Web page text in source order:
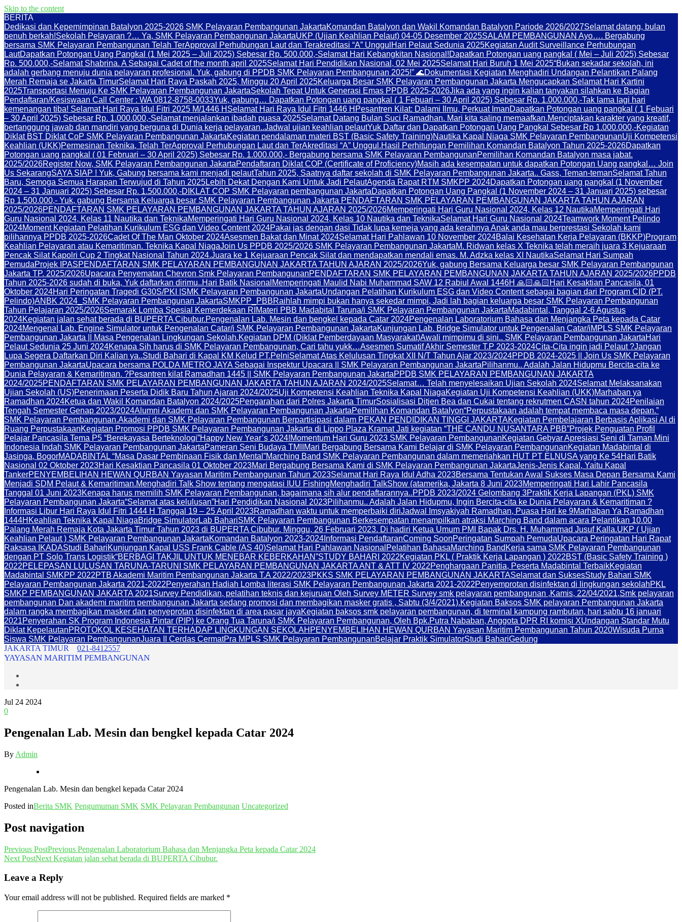
Skip to the content
BERITA
Dedikasi dan Kepemimpinan Batalyon 2025-2026 SMK Pelayaran Pembangunan JakartaKomandan Batalyon dan Wakil Komandan Batalyon Pariode 2026/2027Selamat datang, bulan
penuh berkah!Sekolah Pelayaran ?… Ya, SMK Pelayaran Pembangunan JakartaUKP (Ujian Keahlian Pelaut) 04-05 Desember 2025SALAM PEMBANGUNAN Ayo…. Bergabung
bersama SMK Pelayaran Pembangunan Telah TerApproval Perhubungan Laut dan Terakreditasi “A” Unggul Hari Pelaut Sedunia 2025Kegiatan Audit Surveillance Perhubungan
LautDapatkan Potongan Uang Pangkal (1 Mei 2025 – Juli 2025) Sebesar Rp. 500.000,-Selamat Hari Kebangkitan Nasional!Dapatkan Potongan uang pangkal ( Mei – Juli 2025) Sebesar
Rp. 500.000,-Selamat Shabrina. A Sebagai Cadet of the month april 2025Selamat Hari Pendidikan Nasional, 02 Mei 2025Selamat Hari Buruh 1 Mei 2025“Bukan sekadar sekolah, ini
adalah gerbang menuju dunia pelayaran profesional. Yuk, gabung di PPDB SMK Pelayaran Pembangunan 2025!” 🌊Dokumentasi Kegiatan Menghadiri Undangan Pelantikan Palang
Merah Remaja se Jakarta TimurSelamat Hari Raya Paskah 2025, Minggu 20 April 2025Keluarga Besar SMK Pelayaran Pembangunan Jakarta Mengucapkan Selamat Hari Kartini
2025Transportasi Menuju Ke SMK Pelayaran Pembangunan JakartaSekolah Tepat Untuk Generasi Emas PPDB 2025-2026Jika ada yang ingin kalian tanyakan silahkan ke Bagian
Pendaftaran/Kesiswaan Call Center : WA 0812-8758-0033Yuk, gabung… Dapatkan Potongan uang pangkal ( 1 Febuari – 30 April 2025) Sebesar Rp. 1.000.000,-Tak lama lagi hari
kemenangan tiba! Selamat Hari Raya Idul Fitri 2025 M/1446 H Selamat Hari Raya Idul Fitri 1446 H Pesantren Kilat: Dalami Ilmu, Perkuat ImanDapatkan Potongan uang pangkal ( 1 Febuari
– 30 April 2025) Sebesar Rp. 1.000.000,-Selamat menjalankan ibadah puasa 2025Selamat Datang Bulan Suci Ramadhan. Mari kita saling memaafkan.Menciptakan karakter yang kreatif,
bertanggung jawab dan mandiri yang berguna di Dunia kerja pelayaran..Jadwal ujian keahlian pelautYuk Daftar dan Dapatkan Potongan Uang Pangkal Sebesar Rp 1.000.000,-Kegiatan
Diklat BST Diklat CoP SMK Pelayaran Pembangunan JakartaKegiatan pendalaman materi BST (Basic Safety Training)Nautika Kapal Niaga SMK Pelayaran PembangunanUji Kompetensi
Keahlian (UKK)Permesinan Teknika, Telah TerApproval Perhubungan Laut dan TerAkreditasi “A” Unggul.Hasil Perhitungan Pemilihan Komandan Batalyon Tahun 2025-2026Dapatkan
Potongan uang pangkal ( 01 Februari – 30 April 2025) Sebesar Rp. 1.000.000,- Bergabung bersama SMK Pelayaran PembangunanPemilihan Komandan Batalyon masa jabat.
2025/2026Register Now, SMK Pelayaran Pembangunan JakartaPendaftaran Diklat COP (Certificate of Proficiency)Masih ada kesempatan untuk dapatkan Potongan Uang pangkal… Join
Us SekarangSAYA SIAP ! Yuk, Gabung bersama kami menjadi pelautTahun 2025, Saatnya daftar sekolah di SMK Pelayaran Pembangunan Jakarta.. Gass, Teman-temanSelamat Tahun
Baru, Semoga Semua Harapan Terwujud di Tahun 2025Lebih Dekat Dengan Kami Untuk Jadi PelautAgenda Rapat RTM SMKPP 2024Dapatkan Potongan uang pangkal (1 November
2024 – 31 Januari 2025) Sebesar Rp. 1.500.000,-DIKLAT COP SMK Pelayaran pembangunan JakartaDapatkan Potongan Uang Pangkal (1 November 2024 – 31 Januari 2025) sebesar
Rp 1.500.000,- Yuk, gabung Bersama Keluarga besar SMK Pelayaran Pembangunan Jakarta PENDAFTARAN SMK PELAYARAN PEMBANGUNAN JAKARTA TAHUN AJARAN
2025/2026PENDAFTARAN SMK PELAYARAN PEMBANGUNAN JAKARTA TAHUN AJARAN 2025/2026Memperingati Hari Guru Nasional 2024, Kelas 12 NautikaMemperingati Hari
Guru Nasional 2024, Kelas 11 Nautika dan TeknikaMemperingati Hari Guru Nasional 2024, Kelas 10 Nautika dan TeknikaSelamat Hari Guru Nasional 2024Teamwork Moment Pelindo
2024Moment Kegiatan Pelatihan Kurikulum ESG dan Video Content 2024Pakai jas dengan dasi Tidak lupa kemeja yang ada kerahnya Anak anda mau berprestasi Sekolah kami
pilihannya PPDB 2025-2026Cadet Of The Man Oktober 2024Asesmen Bakat dan Minat 2024Selamat Hari Pahlawan 10 November 2024Balai Kesehatan Kerja Pelayaran (BKKP)Program
Keahlian Pelayaran atau Kemaritiman. Teknika Kapal NiagaJoin Us PPDB 2025/2026 SMK Pelayaran Pembangunan JakartaM. Ridwan kelas X Teknika telah meraih juara 3 Kejuaraan
Pencak Silat Kapolri Cup 2 Tingkat Nasional Tahun 2024.Juara ke 1 Kejuaraan Pencak Silat dan mendapatkan mendali emas. M. Adzka kelas XI NautikaSelamat Hari Sumpah
PemudaProjek IPASPENDAFTARAN SMK PELAYARAN PEMBANGUNAN JAKARTA TAHUN AJARAN 2025/2026Yuk, gabung Bersama Keluarga besar SMK Pelayaran Pembangunan
Jakarta TP. 2025/2026Upacara Penyematan Chevron Smk Pelayaran PembangunanPENDAFTARAN SMK PELAYARAN PEMBANGUNAN JAKARTA TAHUN AJARAN 2025/2026PPDB
Tahun 2025-2026 sudah di buka, Yuk daftarkan dirimu..Hari Batik Nasional Memperingati Maulid Nabi Muhammad SAW 12 Rabiul Awal 1446H 🙏🏻🙏🏻 Hari Kesaktian Pancasila, 01
Oktober 2024Hari Peringatan Tragedi G30S/PKI |SMK Pelayaran Pembangunan JakartaUndangan Pelatihan Kurikulum ESG dan Video Content sebagai bagian dari Program CID (PT.
Pelindo)ANBK 2024_SMK Pelayaran Pembangunan JakartaSMKPP_PBBRaihlah mimpi bukan hanya sekedar mimpi, Jadi lah bagian keluarga besar SMK Pelayaran Pembangunan
Tahun Pelajaran 2025/2026Semarak Lomba Spesial Kemerdekaan RI Materi PBB Madabital Taruna/i SMK Pelayaran Pembangunan JakartaMadabintal, Tanggal 2-6 Agustus
2024Kegiatan jalan sehat berada di BUPERTA Cibubur.Pengenalan Lab. Mesin dan bengkel kepada Catar 2024Pengenalan Laboratorium Bahasa dan Menjangka Peta kepada Catar
2024Mengenal Lab. Engine Simulator untuk Pengenalan Catar/i SMK Pelayaran Pembangunan JakartaKunjungan Lab. Bridge Simulator untuk Pengenalan Catar/iMPLS SMK Pelayaran
Pembangunan Jakarta || Masa Pengenalan Lingkungan Sekolah.Kegiatan DPM (Diklat Pemberdayaan Masyarakat)Awali mimpimu di sini.. SMK Pelayaran Pembangunan JakartaHari
Pelaut Sedunia 25 Juni 2024Kenapa Sih harus di SMK Pelayaran Pembangunan, Cari tahu yukk…Asesmen Sumatif Akhir Semester T.P 2023-2024Cita-Cita ingin jadi Pelaut ?Jangan
Lupa Segera Daftarkan Diri Kalian ya..Studi Bahari di Kapal KM Kelud PT.PelniSelamat Atas Kelulusan Tingkat XII N/T Tahun Ajar 2023/2024PPDB 2024-2025 || Join Us SMK Pelayaran
Pembangunan JakartaUpacara bersama POLDA METRO JAYA Sebagai Inspektur Upacara || SMK Pelayaran Pembangunan JakartaPilihanmu.. Adalah Jalan Hidupmu Bercita-cita ke
Dunia Pelayaran & Kemaritiman. ?Pesantren kilat Ramadhan 1445 || SMK Pelayaran Pembangunan JakartaPPDB SMK PELAYARAN PEMBANGUNAN JAKARTA
2024/2025PENDAFTARAN SMK PELAYARAN PEMBANGUNAN JAKARTA TAHUN AJARAN 2024/2025Selamat… Telah menyelesaikan Ujian Sekolah 2024Selamat Melaksanakan
Ujian Sekolah (US)Penerimaan Peserta Didik Baru Tahun Ajaran 2024/2025Uji Kompetensi Keahlian Teknika Kapal NiagaKegiatan Uji Kompetensi Keahlian (UKK)Marhaban ya
Ramadhan 2024Ketua dan Wakil Komandan Batalyon 2024/2025Pengarahan dari Polres Jakarta TimurSosialisasi Ditjen Bea dan Cukai tentang rekrutmen CASN tahun 2024Penilaian
Tengah Semester Genap 2023/2024Alumni Akademi dan SMK Pelayaran Pembangunan JakartaPemilihan Komandan Batalyon“Perpustakaan adalah tempat membaca masa depan.”
SMK Pelayaran Pembangunan.Akademi dan SMK Pelayaran Pembangunan Berpartisipasi dalam PEKAN PENDIDIKAN TINGGI JAKARTAKegiatan Pembelajaran Berbasis Aplikasi AI di
Ruang PerpustakaanKegiatan Promosi PPDB SMK Pelayaran Pembangunan Jakarta di Lippo Plaza Kramat Jati kegiatan “THE CANDU NUSANTARA PBB”Projek Penguatan Profil
Pelajar Pancasila Tema P5 “Berekayasa Berteknologi”Happy New Year’s 2024!Momentum Hari Guru 2023 SMK Pelayaran PembangunanKegiatan Gebyar Apresiasi Seni di Taman Mini
Indonesia Indah SMK Pelayaran Pembangunan JakartaPameran Seni Budaya TMII Mari Bergabung Bersama Kami Belajar di SMK Pelayaran PembangunanKegiatan Madabintal di
Jasinga, BogorMADABINTAL “Masa Dasar Pembinaan Fisik dan Mental”Marching Band SMK Pelayaran Pembangunan dalam memeriahkan HUT PT ELNUSA yang Ke 54Hari Batik
Nasional 02 Oktober 2023Hari Kesaktian Pancasila 01 Oktober 2023Mari Bergabung Bersama Kami di SMK Pelayaran Pembangunan JakartaJenis-Jenis Kapal, Yaitu Kapal
TankerPENYEMBELIHAN HEWAN QURBAN Yayasan Maritim Pembangunan Tahun 2023Selamat Hari Raya Idul Adha 2023Bersama Tentukan Awal Sukses Masa Depan Bersama Kami
Menjadi SDM Pelaut & Kemaritiman.Menghadiri Talk Show tentang mengatasi IUU FishingMenghadiri TalkShow (atamerika, Jakarta 8 Juni 2023Memperingati Hari Lahir Pancasila
Tanggal 01 Juni 2023Kenapa harus memilih SMK Pelayaran Pembangunan, bagaimana sih alur pendaftarannya..PPDB 2023/2024 Gelombang 3Praktik Kerja Lapangan (PKL) SMK
Pelayaran Pembangunan Jakarta“Selamat atas kelulusan”Hari Pendidikan Nasional 2023Pilihanmu.. Adalah Jalan Hidupmu, Ingin Bercita-cita ke Dunia Pelayaran & Kemaritiman ?
Informasi Libur Hari Raya Idul Fitri 1444 H Tanggal 19 – 25 April 2023Ramadhan waktu untuk memperbaiki diriJadwal Imsyakiyah Ramadhan, Puasa Hari ke 9Marhaban Ya Ramadhan
1444H Keahlian Teknika Kapal NiagaBridge SimulatorLab BahariSMK Pelayaran Pembangunan Berkesempatan menampilkan atraksi Marching Band dalam acara Pelantikan 10.00
Palang Merah Remaja Kota Jakarta Timur Tahun 2023 di BUPERTA Cibubur. Minggu, 26 Februari 2023. Di hadiri Ketua Umum PMI Bapak Drs. H. Muhammad Jusuf Kalla.UKP ( Ujian
Keahlian Pelaut ) SMK Pelayaran Pembangunan JakartaKomandan Batalyon 2023-2024 Informasi PendaftaranComing SoonPeringatan Sumpah PemudaUpacara Peringatan Hari Rapat
Raksasa IKADAStudi BahariKunjungan Kapal USS Frank Cable (AS 40)Selamat Hari Pahlawan Nasional Pelatihan BahasaMarching Band Kerja sama SMK Pelayaran Pembangunan
dengan PT Solo Trans Logistik“BERBAGI TAKJIL UNTUK MENEBAR KEBERKAHAN”STUDY BAHARI 2022Kegiatan PKL ( Praktik Kerja Lapangan ) 2022BST (Basic Safety Training )
2022PELEPASAN LULUSAN TARUNA-TARUNI SMK PELAYARAN PEMBANGUNAN JAKARTA ANT & ATT IV 2022Penghargaan Panitia, Peserta Madabintal TerbaikKegiatan
Madabintal SMKPP 2022PTB Akademi Maritim Pembangunan Jakarta T.A 2022/2023PKKS SMK PELAYARAN PEMBANGUNAN JAKARTASelamat dan SuksesStudy Bahari SMK
Pelayaran Pembangunan Jakarta 2021-2022Penyerahan Hadiah Lomba literasi SMK Pelayaran Pembangunan Jakarta 2021-2022Penyemprotan disinfektan di lingkungan sekolahPKL
SMKP PEMBANGUNAN JAKARTA 2021Survey Pendidikan, pelatihan teknis dan kejuruan Oleh Survey METER Survey smk pelayaran pembangunan ,Kamis, 22/04/2021,Smk pelayaran
pembangunan Dan akademi maritim pembangunan Jakarta sedang promosi dan membagikan masker gratis , Sabtu (3/4/2021).Kegiatan Baksos SMK pelayaran Pembangunan Jakarta
dalam rangka membagikan masker dan penyeprotan disinfektan di area pasar jayaKegiatan baksos smk pelayaran pembangunan, di terminal kampung rambutan, hari sabtu 16 januari
2021Penyerahan SK Program Indonesia Pintar (PIP) ke Orang Tua Taruna/i SMK Pelayaran Pembangunan, Oleh Bpk.Putra Nababan, Anggota DPR RI komisi XUndangan Standar Mutu
Diklat KepelautanPROTOKOL KESEHATAN TERHADAP LINGKUNGAN SEKOLAH PENYEMBELIHAN HEWAN QURBAN Yayasan Maritim Pembangunan Tahun 2020Wisuda Purna
Siswa SMK Pelayaran PembangunanJuara II Cerdas CermatPra MPLS SMK Pelayaran PembangunanBelajar Praktik SimulatorStudi BahariGedung
JAKARTA TIMUR
021-8412557
YAYASAN MARITIM PEMBANGUNAN
Jul 24 2024
0
Pengenalan Lab. Mesin dan bengkel kepada Catar 2024
By Admin
Pengenalan Lab. Mesin dan bengkel kepada Catar 2024
Posted inBerita SMK Pengumuman SMK SMK Pelayaran Pembangunan Uncategorized
Post navigation
Previous PostPrevious Pengenalan Laboratorium Bahasa dan Menjangka Peta kepada Catar 2024
Next PostNext Kegiatan jalan sehat berada di BUPERTA Cibubur.
Leave a Reply
Your email address will not be published. Required fields are marked *